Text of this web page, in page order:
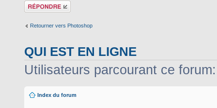
Répondre
Retourner vers Photoshop
QUI EST EN LIGNE
Utilisateurs parcourant ce
Index du forum